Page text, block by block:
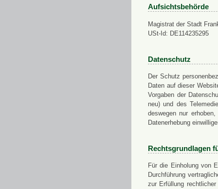
Aufsichtsbehörde
Magistrat der Stadt
USt-Id: DE114235295
Datenschutz
Der Schutz
Daten auf dieser
Vorgaben der
neu) und des
deswegen nur
Datenerhebung
Rechtsgrundlagen
Für die Einholung von
Durchführung
zur Erfüllung